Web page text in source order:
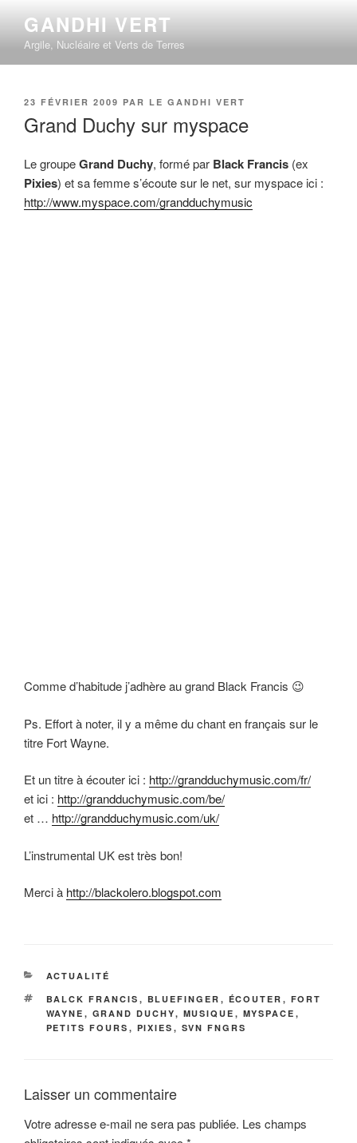
contenu
principal
GANDHI VERT
Argile, Nucléaire et Verts de Terres
PUBLIÉ
23 FÉVRIER 2009 PAR LE GANDHI VERT
Grand Duchy sur myspace
Le groupeGrand Duchy, formé par Black Francis (ex
Pixies) et sa femme s’écoute sur le net, sur myspace ici :
http://www.myspace.com/grandduchymusic
Comme d’habitude j’adhère au grand Black Francis 😉
Ps. Effort à noter, il y a même du chant en français sur le
titre Fort Wayne.
Et un titre à écouter ici : http://grandduchymusic.com/fr/
et ici : http://grandduchymusic.com/be/
et … http://grandduchymusic.com/uk/
L’instrumental UK est très bon!
Merci à http://blackolero.blogspot.com
CATÉGORIES
ACTUALITÉ
ÉTIQUETTES
BALCK FRANCIS , BLUEFINGER , ÉCOUTER , FORT
WAYNE , GRAND DUCHY, MUSIQUE , MYSPACE ,
PETITS FOURS , PIXIES , SVN FNGRS
Laisser un commentaire
Votre adresse e-mail ne sera pas publiée. Les champs